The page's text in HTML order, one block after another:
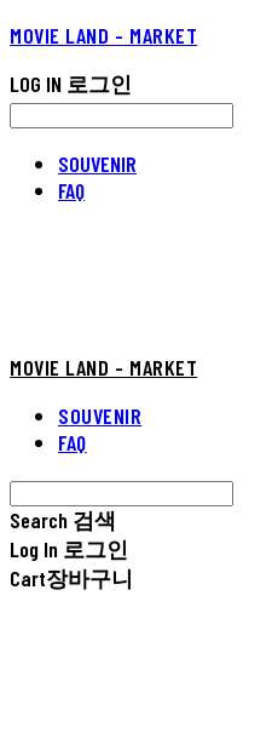
MOVIE LAND - MARKET
LOG IN 로그인
SOUVENIR
FAQ
MOVIE LAND - MARKET
SOUVENIR
FAQ
Search 검색
Log In 로그인
Cart장바구니